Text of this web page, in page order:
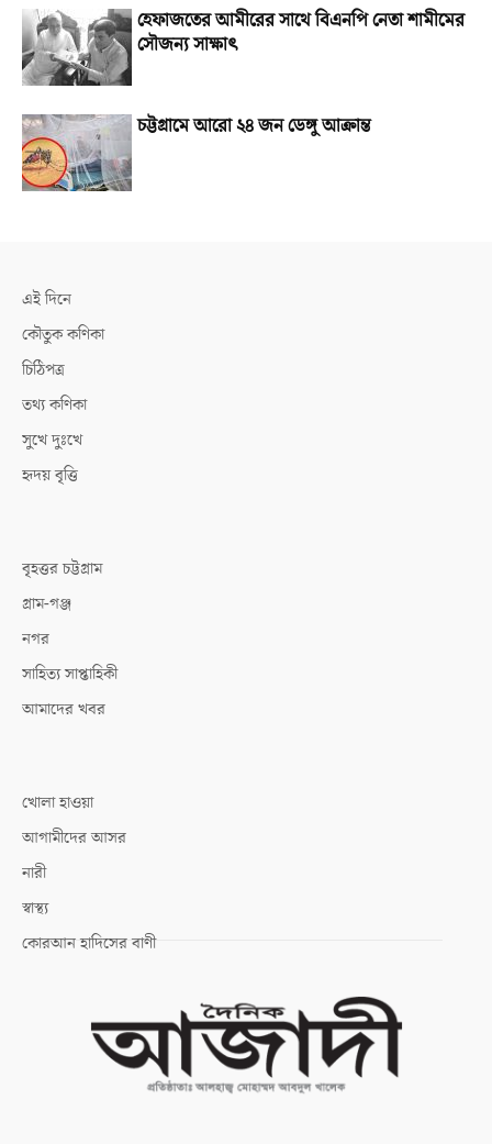
হেফাজতের আমীরের সাথে বিএনপি নেতা শামীমের
সৌজন্য সাক্ষাৎ
চট্টগ্রামে আরো ২৪ জন ডেঙ্গু আক্রান্ত
এই দিনে
কৌতুক কণিকা
চিঠিপত্র
তথ্য কণিকা
সুখে দুঃখে
হৃদয় বৃত্তি
বৃহত্তর চট্টগ্রাম
গ্রাম-গঞ্জ
নগর
সাহিত্য সাপ্তাহিকী
আমাদের খবর
খোলা হাওয়া
আগামীদের আসর
নারী
স্বাস্থ্য
কোরআন হাদিসের বাণী